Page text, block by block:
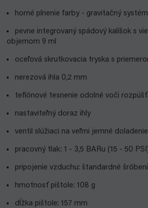
horné plnenie farby - gravitačný systém
pevne integrovaný spádový kalíšok s
objemom 9 ml
oceľová skrutkovacia tryska s
nerezová ihla 0,2 mm
teflónové tesnenie odolné voči
nastaviteľný doraz ihly
ventil slúžiaci na veľmi jemné
pracovný tlak: 1 - 3,5 BARu (15 - 50
pripojenie vzduchu: štandardné
hmotnosť pištole: 108 g
dĺžka pištole: 157 mm